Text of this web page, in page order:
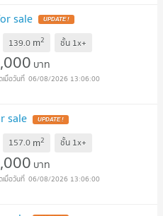
sale UPDATE !
139.0 m2 ชั้น 1x+
บาท
06/08/2026 13:06:00
sale UPDATE !
157.0 m2 ชั้น 1x+
บาท
06/08/2026 13:06:00